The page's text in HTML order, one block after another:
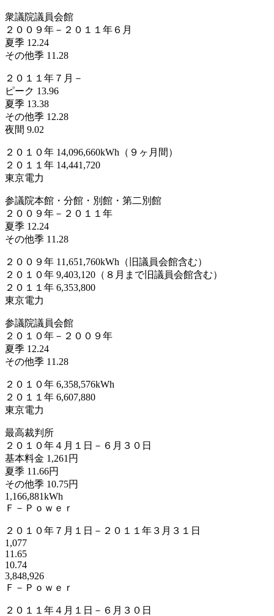
衆議院議員会館
２００９年－２０１１年６月
夏季 12.24
その他季 11.28
２０１１年７月－
ピーク 13.96
夏季 13.38
その他季 12.28
夜間 9.02
２０１０年 14,096,660kWh（９ヶ月間）
２０１１年 14,441,720
東京電力
参議院本館・分館・別館・第二別館
２００９年－２０１１年
夏季 12.24
その他季 11.28
２００９年 11,651,760kWh（旧議員会館含む）
２０１０年 9,403,120（８月まで旧議員会館含む）
２０１１年 6,353,800
東京電力
参議院議員会館
２０１０年－２００９年
夏季 12.24
その他季 11.28
２０１０年 6,358,576kWh
２０１１年 6,607,880
東京電力
最高裁判所
２０１０年４月１日－６月３０日
基本料金 1,261円
夏季 11.66円
その他季 10.75円
1,166,881kWh
Ｆ－Ｐｏｗｅｒ
２０１０年７月１日－２０１１年３月３１日
1,077
11.65
10.74
3,848,926
Ｆ－Ｐｏｗｅｒ
２０１１年４月１日－６月３０日